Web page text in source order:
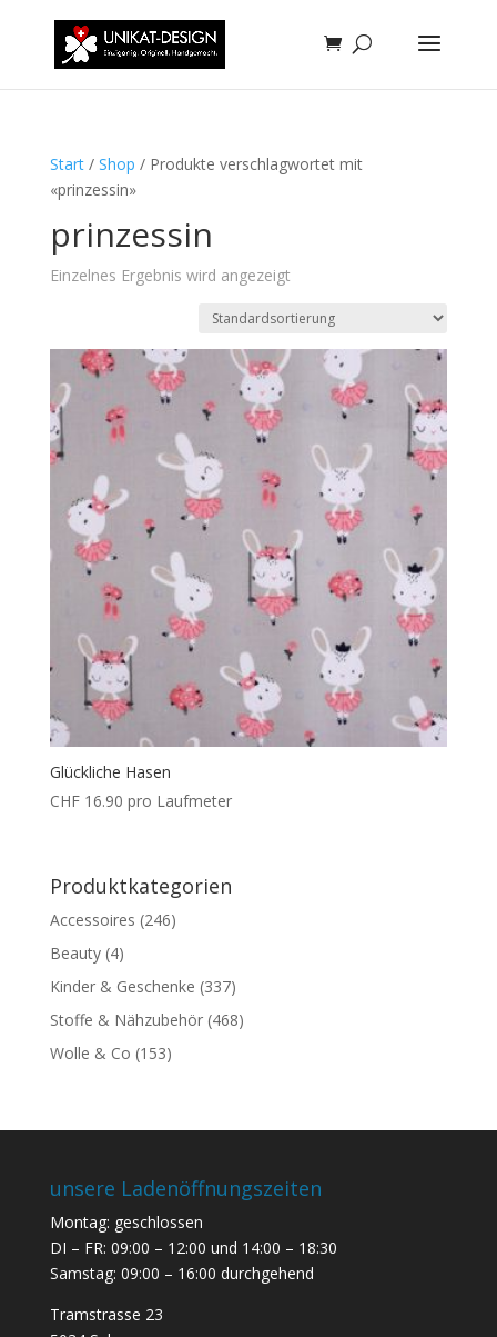
Start/ Shop / Produkte verschlagwortet mit
«prinzessin»
prinzessin
Einzelnes Ergebnis wird angezeigt
Glückliche Hasen
CHF16.90 pro Laufmeter
Produktkategorien
Accessoires (246)
Beauty (4)
Kinder & Geschenke (337)
Stoffe & Nähzubehör (468)
Wolle & Co (153)
unsere Ladenöffnungszeiten
Montag: geschlossen
DI – FR: 09:00 – 12:00 und 14:00 – 18:30
Samstag: 09:00 – 16:00 durchgehend
Tramstrasse 23